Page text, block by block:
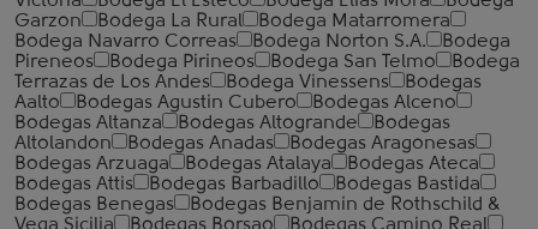
Garzon
Bodega La Rural
Bodega Matarromera
Bodega Navarro Correas
Bodega Norton S.A.
Bodega
Pireneos
Bodega Pirineos Bodega San Telmo
Bodega
Terrazas de Los Andes
Bodega Vinessens
Bodegas
Aalto
Bodegas Agustin Cubero
Bodegas Alceno
Bodegas Altanza
Bodegas Altogrande
Bodegas
Altolandon
Bodegas Anadas
Bodegas Aragonesas
Bodegas Arzuaga
Bodegas Atalaya
Bodegas Ateca
Bodegas Attis
Bodegas Barbadillo
Bodegas Bastida
Bodegas Benegas
Bodegas Benjamin de Rothschild &